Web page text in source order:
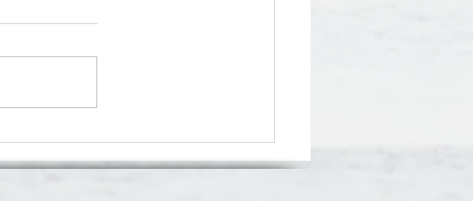
Jubileu pelos 50 anos de missão